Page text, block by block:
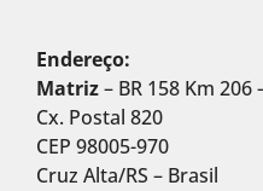
Endereço:
Matriz– BR 158 Km
Cx. Postal 820
CEP 98005-970
Cruz Alta/RS – Brasil